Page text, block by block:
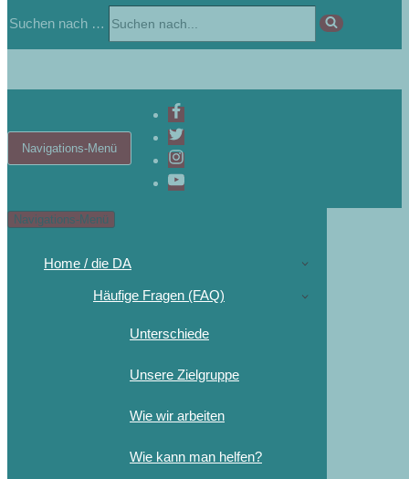
Suchen nach …
Navigations-Menü
Navigations-Menü
Home / die DA
Häufige Fragen (FAQ)
Unterschiede
Unsere Zielgruppe
Wie wir arbeiten
Wie kann man helfen?